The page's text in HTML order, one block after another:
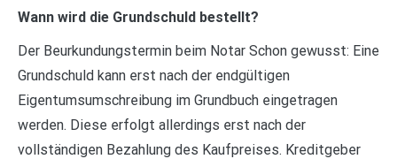
Wann wird die Grundschuld bestellt?
Der Beurkundungstermin beim Notar Schon gewusst: Eine
Grundschuld kann erst nach der endgültigen
Eigentumsumschreibung im Grundbuch eingetragen
werden. Diese erfolgt allerdings erst nach der
vollständigen Bezahlung des Kaufpreises. Kreditgeber